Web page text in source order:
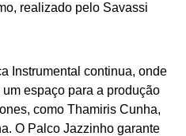
realizado pelo Savassi
Instrumental continua, onde
espaço para a produção
como Thamiris Cunha,
O Palco Jazzinho garante